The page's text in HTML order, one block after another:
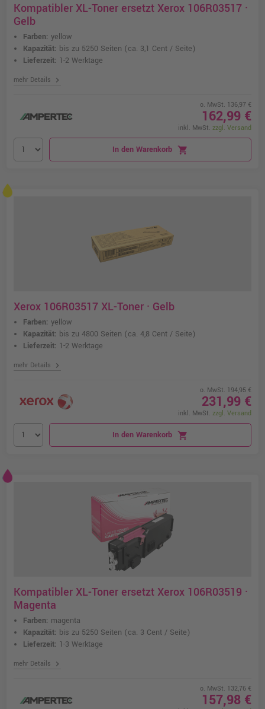
Kompatibler XL-Toner ersetzt Xerox 106R03517 ·
Gelb
Farben: yellow
Kapazität: bis zu 5250 Seiten (ca. 3,1 Cent / Seite)
Lieferzeit: 1-2 Werktage
mehr Details chevron_right
o. MwSt. 136,97 €
162,99 €
inkl. MwSt. zzgl. Versand
In den Warenkorb shopping_cart
Xerox 106R03517 XL-Toner · Gelb
Farben: yellow
Kapazität: bis zu 4800 Seiten (ca. 4,8 Cent / Seite)
Lieferzeit: 1-2 Werktage
mehr Details chevron_right
o. MwSt. 194,95 €
231,99 €
inkl. MwSt. zzgl. Versand
In den Warenkorb shopping_cart
Kompatibler XL-Toner ersetzt Xerox 106R03519 ·
Magenta
Farben: magenta
Kapazität: bis zu 5250 Seiten (ca. 3 Cent / Seite)
Lieferzeit: 1-3 Werktage
mehr Details chevron_right
o. MwSt. 132,76 €
157,98 €